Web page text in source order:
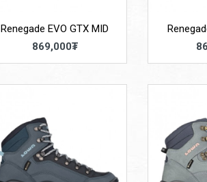
Renegade EVO GTX MID
869,000₮